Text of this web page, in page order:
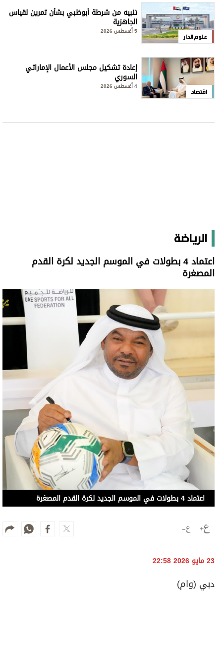
علوم الدار
تنبيه من شرطة أبوظبي بشأن تمرين لقياس
الجاهزية
5 أغسطس 2026
اقتصاد
إعادة تشكيل مجلس الأعمال الإماراتي
السوري
4 أغسطس 2026
اعتماد 4 بطولات في الموسم الجديد لكرة القدم المصغرة
23 مايو 2026 22:58
دبي (وام)
أخبار ذات صلة